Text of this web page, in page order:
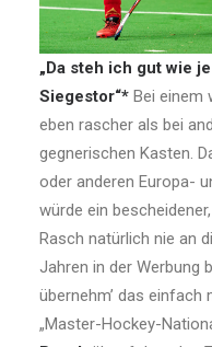
„Da steh ich gut wie
Siegestor“* Bei einem
eben rascher als bei
gegnerischen Kasten.
oder anderen Europa-
würde ein
Rasch natürlich nie an
Jahren in der Werbung
übernehm’ das einfach
„Master-Hockey-